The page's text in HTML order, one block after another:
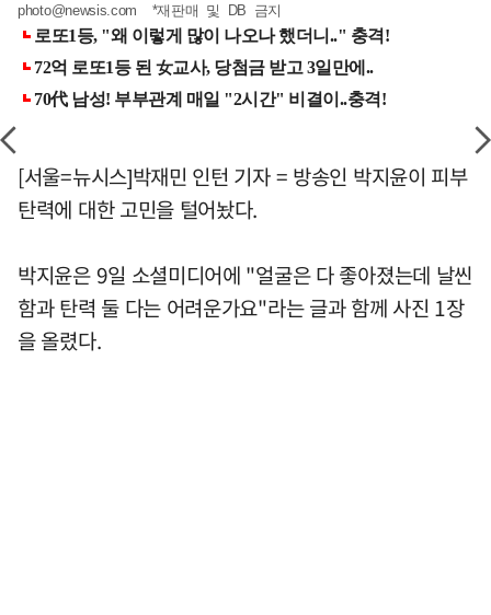
photo@newsis.com *재판매 및 DB 금지
[서울=뉴시스]박재민 인턴 기자 = 방송인 박지윤이 피부
탄력에 대한 고민을 털어놨다.
박지윤은 9일 소셜미디어에 "얼굴은 다 좋아졌는데 날씬
함과 탄력 둘 다는 어려운가요"라는 글과 함께 사진 1장
을 올렸다.